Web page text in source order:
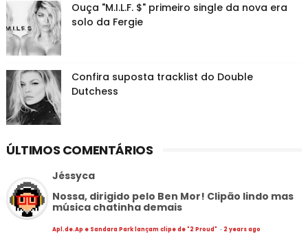
Ouça "M.I.L.F. $" primeiro single da nova era
solo da Fergie
Confira suposta tracklist do Double
Dutchess
ÚLTIMOS COMENTÁRIOS
Jéssyca
Nossa, dirigido pelo Ben Mor! Clipão lindo mas
música chatinha demais
Apl.de.Ap e Sandara Park lançam clipe de "2 Proud" · 2 years ago